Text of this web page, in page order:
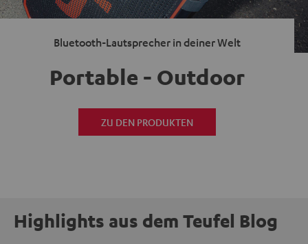
Bluetooth-Lautsprecher in deiner Welt
Portable - Outdoor
ZU DEN PRODUKTEN
Highlights aus dem Teufel Blog